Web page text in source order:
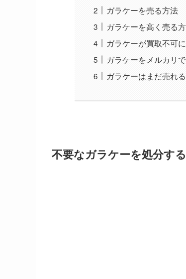
ガラケーを売る方法
ガラケーを高く売る
ガラケーが買取不可
ガラケーをメルカリ
ガラケーはまだ売れ
不要なガラケーを処分す